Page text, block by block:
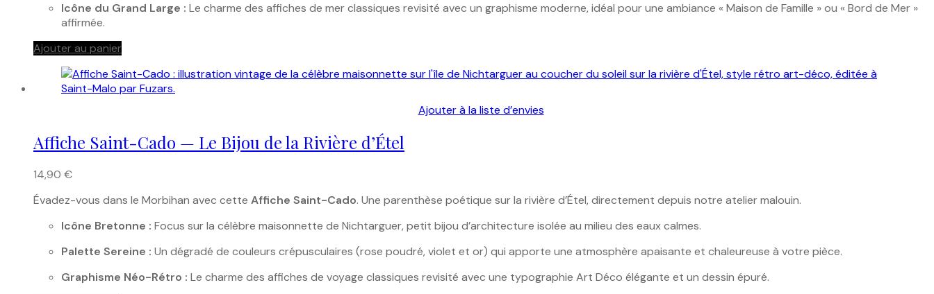
Icône du Grand Large : Le charme des affiches de mer classiques revisité avec un graphisme moderne, idéal pour une ambiance « Maison de Famille » ou « Bord de Mer »
affirmée.
Ajouter au panier
Ajouter à la liste d’envies
Affiche Saint-Cado — Le Bijou de la Rivière d’Étel
14,90 €
Évadez-vous dans le Morbihan avec cette Affiche Saint-Cado. Une parenthèse poétique sur la rivière d’Étel, directement depuis notre atelier malouin.
Icône Bretonne : Focus sur la célèbre maisonnette de Nichtarguer, petit bijou d’architecture isolée au milieu des eaux calmes.
Palette Sereine : Un dégradé de couleurs crépusculaires (rose poudré, violet et or) qui apporte une atmosphère apaisante et chaleureuse à votre pièce.
Graphisme Néo-Rétro : Le charme des affiches de voyage classiques revisité avec une typographie Art Déco élégante et un dessin épuré.